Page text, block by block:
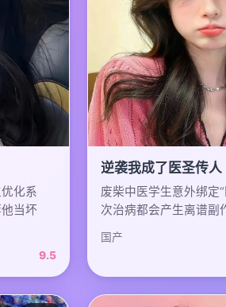
化系
当坏
9.5
逆袭我成了医圣传人
废柴中医学生意外绑定
次治病都会产生离谱副
国产